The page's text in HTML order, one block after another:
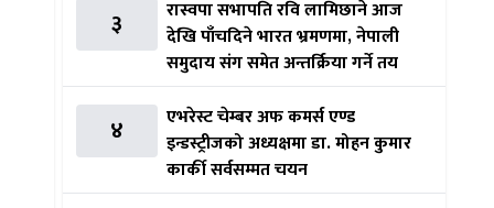
३
रास्वपा सभापति रवि लामिछाने आज
देखि पाँचदिने भारत भ्रमणमा, नेपाली
समुदाय संग समेत अन्तर्क्रिया गर्ने तय
४
एभरेस्ट चेम्बर अफ कमर्स एण्ड
इन्डस्ट्रीजको अध्यक्षमा डा. मोहन कुमार
कार्की सर्वसम्मत चयन